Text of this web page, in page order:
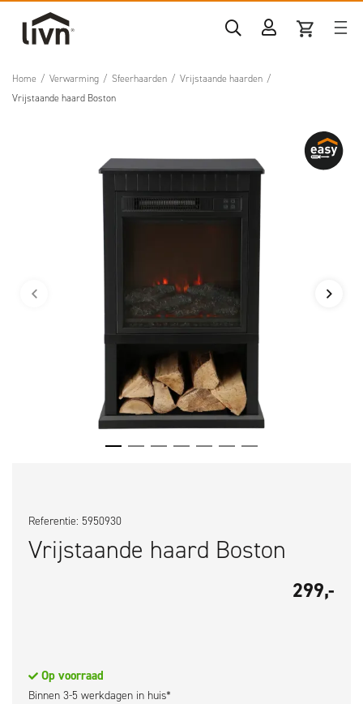
Home / Verwarming / Sfeerhaarden / Vrijstaande haarden /
Vrijstaande haard Boston
Referentie: 5950930
Vrijstaande haard Boston
299,-
Op voorraad
Binnen 3-5 werkdagen in huis*